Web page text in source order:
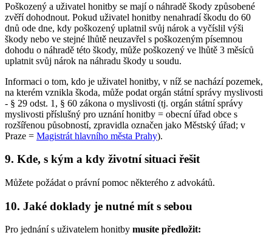
Poškozený a uživatel honitby se mají o náhradě škody způsobené
zvěří dohodnout. Pokud uživatel honitby nenahradí škodu do 60
dnů ode dne, kdy poškozený uplatnil svůj nárok a vyčíslil výši
škody nebo ve stejné lhůtě neuzavřel s poškozeným písemnou
dohodu o náhradě této škody, může poškozený ve lhůtě 3 měsíců
uplatnit svůj nárok na náhradu škody u soudu.
Informaci o tom, kdo je uživatel honitby, v níž se nachází pozemek,
na kterém vznikla škoda, může podat orgán státní správy myslivosti
- § 29 odst. 1, § 60 zákona o myslivosti (tj. orgán státní správy
myslivosti příslušný pro uznání honitby = obecní úřad obce s
rozšířenou působností, zpravidla označen jako Městský úřad; v
Praze = Magistrát hlavního města Prahy).
9. Kde, s kým a kdy životní situaci řešit
Můžete požádat o právní pomoc některého z advokátů.
10. Jaké doklady je nutné mít s sebou
Pro jednání s uživatelem honitby musíte předložit: